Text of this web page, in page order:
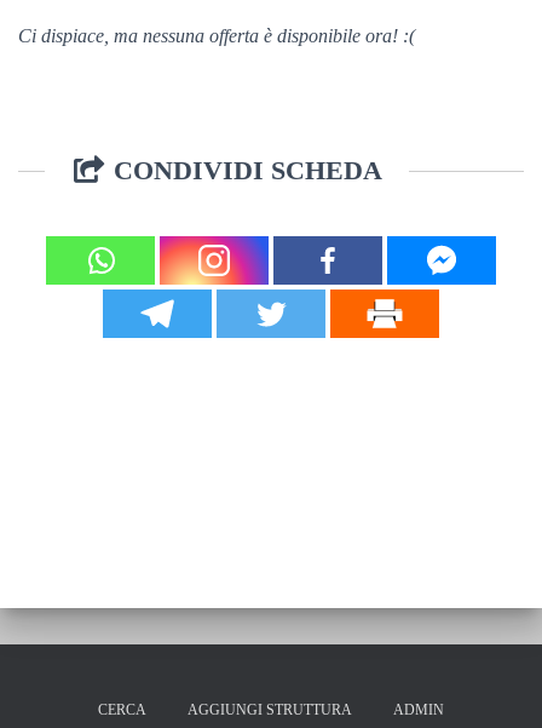
Ci dispiace, ma nessuna offerta è disponibile ora! :(
CONDIVIDI SCHEDA
CERCA AGGIUNGI STRUTTURA ADMIN